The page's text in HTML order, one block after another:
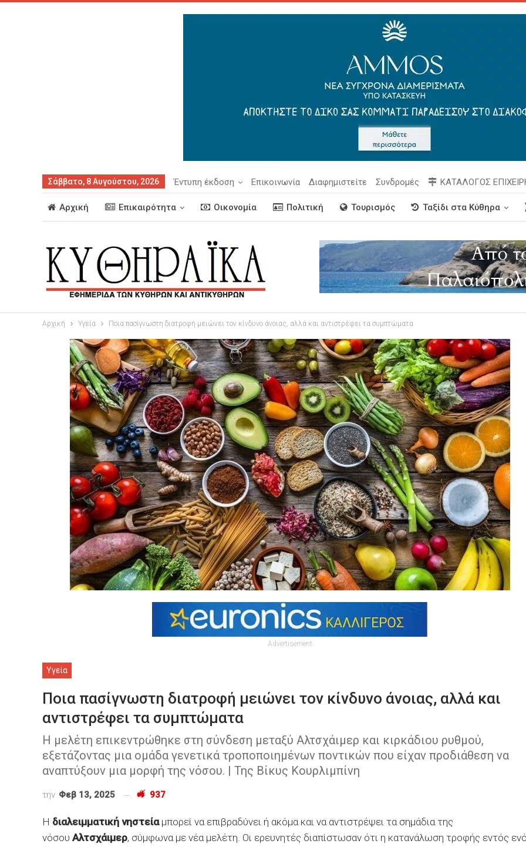
Σάββατο, 8 Αυγούστου, 2026 Έντυπη έκδοση Επικοινωνία Διαφημιστείτε Συνδρομές ΚΑΤΑΛΟΓΟΣ
Αρχική Επικαιρότητα Οικονομία Πολιτική Τουρισμός Ταξίδι στα Κύθηρα
Αρχική Υγεία Ποια πασίγνωστη διατροφή μειώνει τον κίνδυνο άνοιας, αλλά και αντιστρέφει τα συμπτώματα
Advertisement
Υγεία
Ποια πασίγνωστη διατροφή μειώνει τον κίνδυνο άνοιας, αλλά και
αντιστρέφει τα συμπτώματα
Η μελέτη επικεντρώθηκε στη σύνδεση μεταξύ Αλτσχάιμερ και κιρκάδιου ρυθμού,
εξετάζοντας μια ομάδα γενετικά τροποποιημένων ποντικών που είχαν προδιάθεση να
αναπτύξουν μια μορφή της νόσου. | Της Βίκυς Κουρλιμπίνη
την Φεβ 13, 2025 937
Η διαλειμματική νηστείαμπορεί να επιβραδύνει ή ακόμα και να αντιστρέψει τα σημάδια της
νόσου Αλτσχάιμερ, σύμφωνα με νέα μελέτη. Οι ερευνητές διαπίστωσαν ότι η κατανάλωση τροφής εντός